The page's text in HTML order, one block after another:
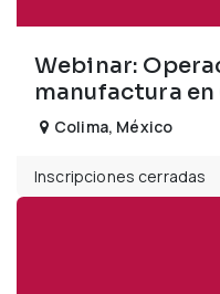
Webinar:
manufactura en
Colima, México
Inscripciones cerradas